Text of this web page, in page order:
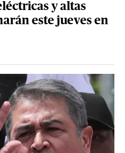
y altas
este jueves en